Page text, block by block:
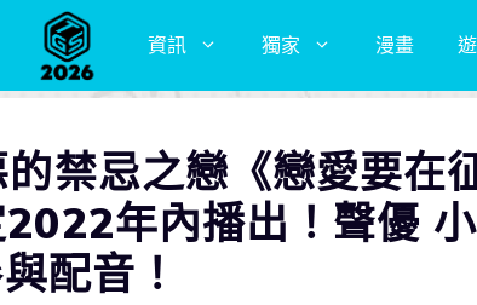
資訊 獨家 漫畫
禁忌之戀《戀愛要在
年內播出！聲優 小
配音！